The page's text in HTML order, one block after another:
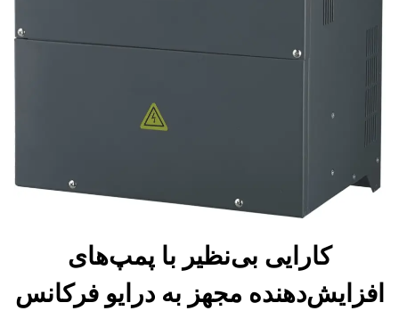
کارایی بی‌نظیر با پمپ‌های
افزایش‌دهنده مجهز به درایو فرکانس